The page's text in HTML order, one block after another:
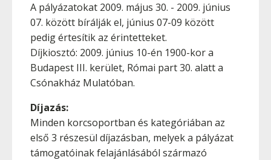
A pályázatokat 2009. május 30. - 2009. június
07. között bírálják el, június 07-09 között
pedig értesítik az érintetteket.
Díjkiosztó: 2009. június 10-én 1900-kor a
Budapest III. kerület, Római part 30. alatt a
Csónakház Mulatóban.
Díjazás:
Minden korcsoportban és kategóriában az
első 3 részesül díjazásban, melyek a pályázat
támogatóinak felajánlásából származó